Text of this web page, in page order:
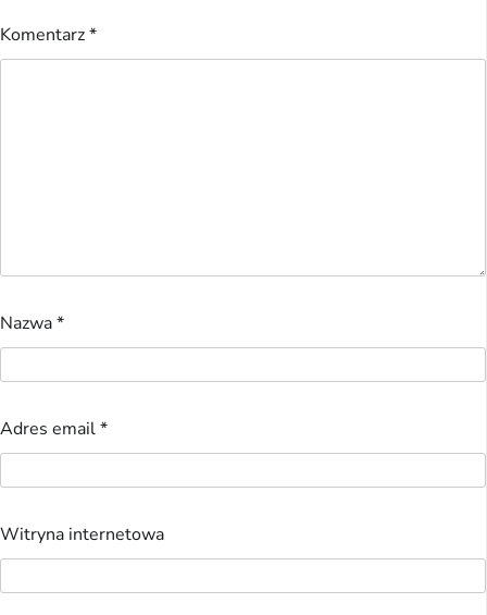
Komentarz*
Nazwa*
Adres email*
Witryna internetowa